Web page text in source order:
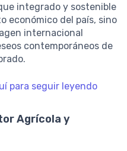
integrado y sostenible
económico del país, sino
internacional
contemporáneos de
para seguir leyendo
Agrícola y